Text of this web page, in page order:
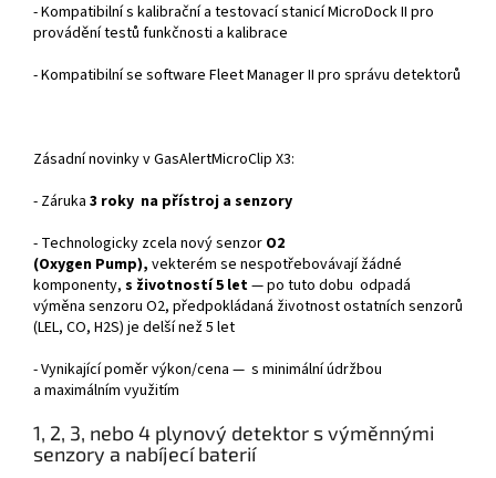
- Kompatibilní s kalibrační a testovací stanicí MicroDock II pro
provádění testů funkčnosti a kalibrace
- Kompatibilní se software Fleet Manager II pro správu detektorů
Zásadní novinky v GasAlertMicroClip X3:
- Záruka 3 roky na přístroj a senzory
- Technologicky zcela nový senzor O2
(Oxygen Pump), vekterém se nespotřebovávají žádné
komponenty, s životností 5 let— po tuto dobu odpadá
výměna senzoru O2, předpokládaná životnost ostatních senzorů
(LEL, CO, H2S) je delší než 5 let
- Vynikající poměr výkon/cena — s minimální údržbou
a maximálním využitím
1, 2, 3, nebo 4 plynový detektor s výměnnými
senzory a nabíjecí baterií